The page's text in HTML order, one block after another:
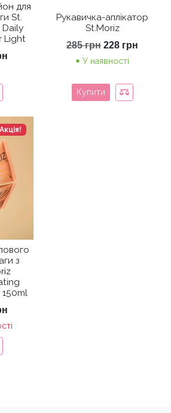
для
St.
Light
Рукавичка-аплікатор
St.Moriz
285грн Оригінальна
285 грн.
228 грн
У наявності
Купити
Акція!
з
532 грн.